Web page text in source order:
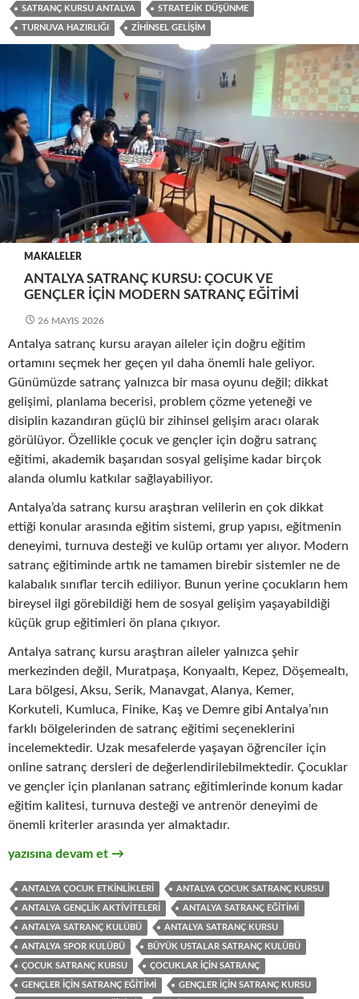
SATRANÇ KURSU ANTALYA STRATEJIK DÜŞÜNME
TURNUVA HAZIRLIĞI ZIHINSEL GELIŞIM
MAKALELER
ANTALYA SATRANÇ KURSU: ÇOCUK VE
GENÇLER İÇIN MODERN SATRANÇ EĞITIMI
26 MAYIS 2026
Antalya satranç kursu arayan aileler için doğru eğitim
ortamını seçmek her geçen yıl daha önemli hale geliyor.
Günümüzde satranç yalnızca bir masa oyunu değil; dikkat
gelişimi, planlama becerisi, problem çözme yeteneği ve
disiplin kazandıran güçlü bir zihinsel gelişim aracı olarak
görülüyor. Özellikle çocuk ve gençler için doğru satranç
eğitimi, akademik başarıdan sosyal gelişime kadar birçok
alanda olumlu katkılar sağlayabiliyor.
Antalya’da satranç kursu araştıran velilerin en çok dikkat
ettiği konular arasında eğitim sistemi, grup yapısı, eğitmenin
deneyimi, turnuva desteği ve kulüp ortamı yer alıyor. Modern
satranç eğitiminde artık ne tamamen birebir sistemler ne de
kalabalık sınıflar tercih ediliyor. Bunun yerine çocukların hem
bireysel ilgi görebildiği hem de sosyal gelişim yaşayabildiği
küçük grup eğitimleri ön plana çıkıyor.
Antalya satranç kursu araştıran aileler yalnızca şehir
merkezinden değil, Muratpaşa, Konyaaltı, Kepez, Döşemealtı,
Lara bölgesi, Aksu, Serik, Manavgat, Alanya, Kemer,
Korkuteli, Kumluca, Finike, Kaş ve Demre gibi Antalya’nın
farklı bölgelerinden de satranç eğitimi seçeneklerini
incelemektedir. Uzak mesafelerde yaşayan öğrenciler için
online satranç dersleri de değerlendirilebilmektedir. Çocuklar
ve gençler için planlanan satranç eğitimlerinde konum kadar
eğitim kalitesi, turnuva desteği ve antrenör deneyimi de
önemli kriterler arasında yer almaktadır.
Antalya Satranç Kursu: Çocuk ve Gençler İçin Modern
yazısına devam et →
ANTALYA ÇOCUK ETKINLIKLERI ANTALYA ÇOCUK SATRANÇ KURSU
ANTALYA GENÇLIK AKTIVITELERI ANTALYA SATRANÇ EĞITIMI
ANTALYA SATRANÇ KULÜBÜ ANTALYA SATRANÇ KURSU
ANTALYA SPOR KULÜBÜ BÜYÜK USTALAR SATRANÇ KULÜBÜ
ÇOCUK SATRANÇ KURSU ÇOCUKLAR IÇIN SATRANÇ
GENÇLER IÇIN SATRANÇ EĞITIMI GENÇLER IÇIN SATRANÇ KURSU